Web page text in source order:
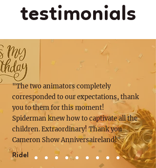
testimonials
"The two animators completely
corresponded to our expectations, thank
you to them for this moment!
Spiderman knew how to captivate all the
children. Extraordinary! Thank you
Cameron Show Anniversaireland!"
Ridel